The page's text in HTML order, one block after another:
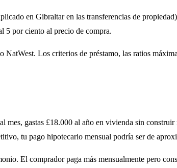
en Gibraltar en las transferencias de
5 por ciento al precio de compra.
Los criterios de préstamo, las ratios
gastas £18.000 al año en vivienda sin
tu pago hipotecario mensual podría ser de
El comprador paga más mensualmente pero